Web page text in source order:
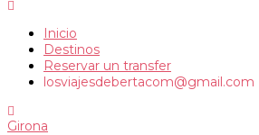
Inicio
Destinos
Reservar un transfer
losviajesdebertacom@gmail.com
Girona